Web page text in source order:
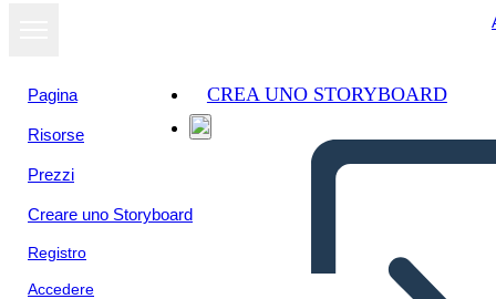
Pagina
Risorse
Prezzi
Creare uno Storyboard
Registro
Accedere
CREA UNO STORYBOARD